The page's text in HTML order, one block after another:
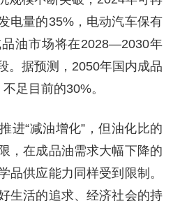
电量的35%，电动汽车保有
油市场将在2028—2030年
。据预测，2050年国内成品
足目前的30%。
进“减油增化”，但油化比的
，在成品油需求大幅下降的
品供应能力同样受到限制。
生活的追求、经济社会的持